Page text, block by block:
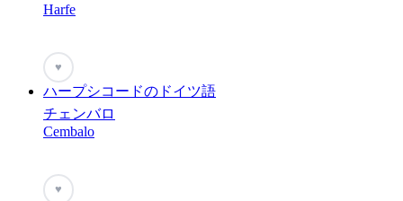
Harfe
♥
ハープシコードのドイツ語
チェンバロ
Cembalo
♥